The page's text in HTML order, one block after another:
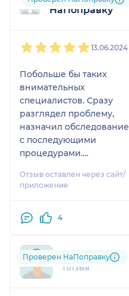
НаПоправку
13.06.2024
Побольше бы таких
внимательных
специалистов. Сразу
разглядел проблему,
назначил обследование
с последующими
процедурами.
доктор, с наступающим
днём медика, и желаем
всех благ!
Отзыв оставлен через сайт/
приложение
4
miz....@....ru
1 отзыв
Проверен НаПоправку